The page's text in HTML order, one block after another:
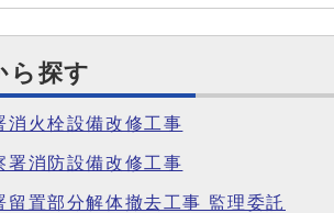
ら探す
消火栓設備改修工事
署消防設備改修工事
留置部分解体撤去工事 監理委託